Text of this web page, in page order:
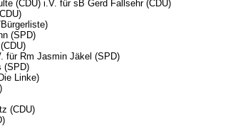
(CDU) i.V. für sB Gerd Fallsehr (CDU)
(SPD)
für Rm Jasmin Jäkel (SPD)
(SPD)
Linke)
(CDU)